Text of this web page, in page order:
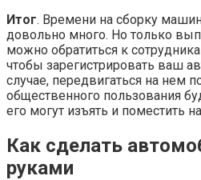
Итог. Времени на сборку
довольно много. Но только
можно обратиться к
чтобы зарегистрировать ваш
случае, передвигаться на нем
общественного пользования
его могут изъять и поместить
Как сделать
руками